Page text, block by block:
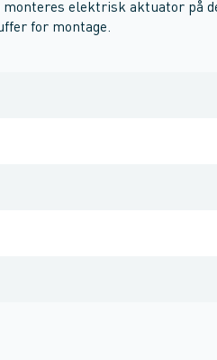
elektrisk aktuator på
for montage.